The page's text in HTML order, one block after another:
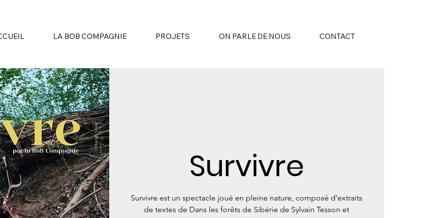
LA BOB COMPAGNIE PROJETS ON PARLE DE NOUS CONTACT
Survivre
Survivre est un spectacle joué en pleine nature, composé d’extraits
de textes de Dans les forêts de Sibérie de Sylvain Tesson et